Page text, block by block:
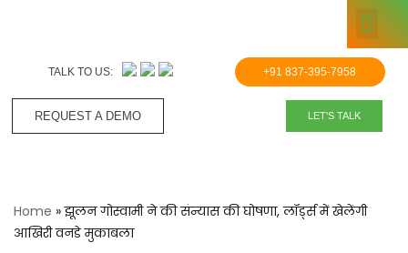
TALK TO US: +91 837-395-7958
REQUEST A DEMO​ LET'S TALK
Home »झूलन गोस्वामी ने की संन्यास की घोषणा, लॉर्ड्स में खेलेंगी
आखिरी वनडे मुकाबला